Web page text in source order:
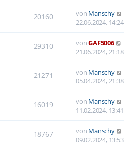
20160 von Manschy
22.06.2024, 14:24
29310 vonGAF5006
21.06.2024, 21:18
21271 von Manschy
05.04.2024, 21:38
16019 von Manschy
11.02.2024, 13:41
18767 von Manschy
09.02.2024, 13:53